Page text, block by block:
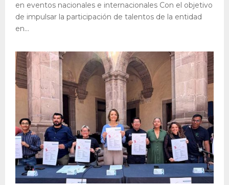
en eventos nacionales e internacionales Con el objetivo
de impulsar la participación de talentos de la entidad
en...